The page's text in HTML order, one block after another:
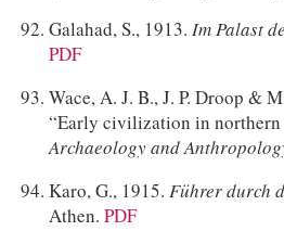
Galahad, S., 1913. Im Palast
PDF
Wace, A. J. B., J. P. Droop &
“Early civilization in northern
Archaeology and
Karo, G., 1915. Führer durch
Athen. PDF